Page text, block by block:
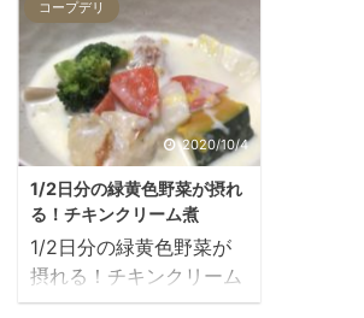
加でセロリやトマトを入
れてもOK 3種魚介のトマ
トチーズリゾット風の下
ごしらえ 下ごしらえ 水
100mlを量ります 3種魚
介のトマトチーズリ ...
るごはん ママco-opdeli
の材料では2人分。我が
家は3人家族なので冷凍
ハンバーグを使って3人
分にしました。お肉を揉
みこんで手が汚れること
もなく簡単に作れて大満
足！ 簡単美味しいハンバ
ーグ 下ごしらえ 水
（1000ml）を測ってお
コープデリ
2020/10/4
1/2日分の緑黄色野菜が摂れ
る！チキンクリーム煮
1/2日分の緑黄色野菜が
摂れる！チキンクリーム
煮 ママそろそろあったか